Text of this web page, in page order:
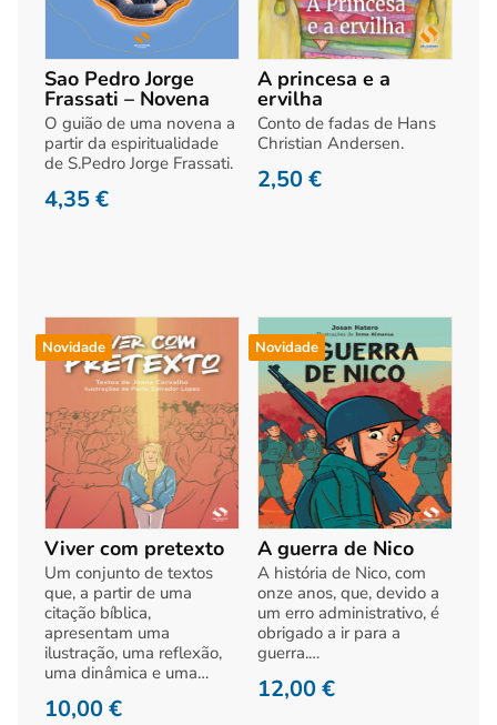
Sao Pedro Jorge
Frassati – Novena
O guião de uma novena a
partir da espiritualidade
de S.Pedro Jorge Frassati.
4,35€
A princesa e a
ervilha
Conto de fadas de Hans
Christian Andersen.
2,50€
Novidade
Viver com pretexto
Um conjunto de textos
que, a partir de uma
citação bíblica,
apresentam uma
ilustração, uma reflexão,
uma dinâmica e uma…
10,00€
Novidade
A guerra de Nico
A história de Nico, com
onze anos, que, devido a
um erro administrativo, é
obrigado a ir para a
guerra.…
12,00€